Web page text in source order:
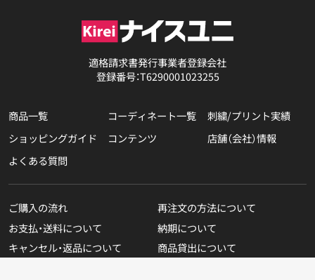
適格請求書発行事業者登録会社
登録番号：T6290001023255
商品一覧 コーディネート一覧
刺繍/プリント実績
ショッピングガイド
コンテンツ
店舗（会社）情報
よくある質問
ご購入の流れ
再注文の方法について
お支払・送料について
納期について
キャンセル・返品について
商品貸出について